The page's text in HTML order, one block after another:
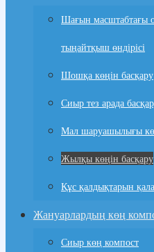
Шағын масштабтағы
тыңайтқыш өндірісі
Шошқа көңін басқару
Сиыр тез арада
Мал шаруашылығы
Жылқы көңін басқару
Құс қалдықтарын
Жануарлардың көң
Сиыр көң компост